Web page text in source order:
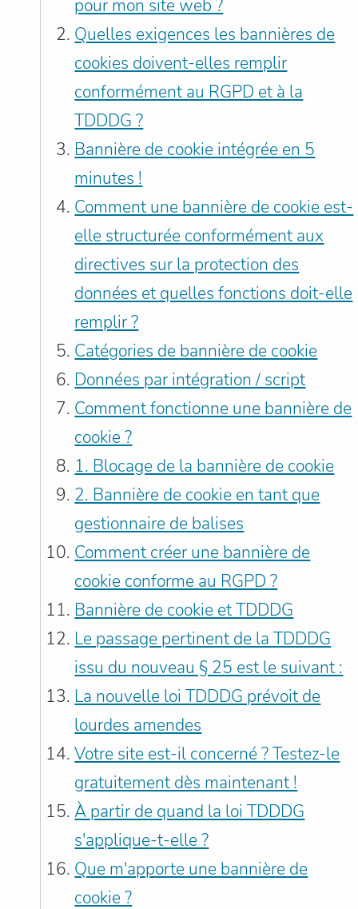
pour mon site web ?
Quelles exigences les bannières de
cookies doivent-elles remplir
conformément au RGPD et à la
TDDDG ?
Bannière de cookie intégrée en 5
minutes !
Comment une bannière de cookie est-
elle structurée conformément aux
directives sur la protection des
données et quelles fonctions doit-elle
remplir ?
Catégories de bannière de cookie
Données par intégration / script
Comment fonctionne une bannière de
cookie ?
1. Blocage de la bannière de cookie
2. Bannière de cookie en tant que
gestionnaire de balises
Comment créer une bannière de
cookie conforme au RGPD ?
Bannière de cookie et TDDDG
Le passage pertinent de la TDDDG
issu du nouveau § 25 est le suivant :
La nouvelle loi TDDDG prévoit de
lourdes amendes
Votre site est-il concerné ? Testez-le
gratuitement dès maintenant !
À partir de quand la loi TDDDG
s'applique-t-elle ?
Que m'apporte une bannière de
cookie ?